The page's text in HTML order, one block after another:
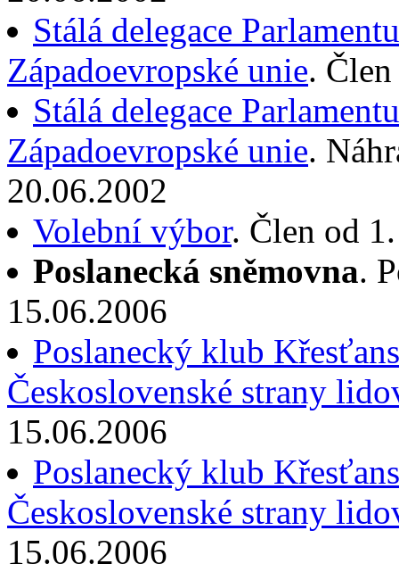
Stálá delegace
Západoevropské unie.
Stálá delegace
Západoevropské unie.
20.06.2002
Volební výbor. Člen od
Poslanecká sněmovna.
15.06.2006
Poslanecký klub
Československé strany
15.06.2006
Poslanecký klub
Československé strany
15.06.2006